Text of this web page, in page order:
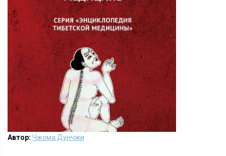
Автор: Чжома Дунчжи